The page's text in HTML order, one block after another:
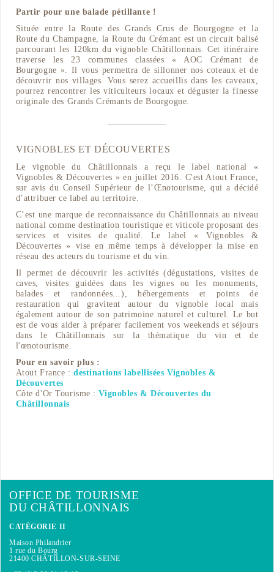
Partir pour une balade pétillante !
Située entre la Route des Grands Crus de Bourgogne et la
Route du Champagne, la Route du Crémant est un circuit balisé
parcourant les 120km du vignoble Châtillonnais. Cet itinéraire
traverse les 23 communes classées « AOC Crémant de
Bourgogne ». Il vous permettra de sillonner nos coteaux et de
découvrir nos villages. Vous serez accueillis dans les caveaux,
pourrez rencontrer les viticulteurs locaux et déguster la finesse
originale des Grands Crémants de Bourgogne.
VIGNOBLES ET DÉCOUVERTES
Le vignoble du Châtillonnais a reçu le label national «
Vignobles & Découvertes » en juillet 2016. C'est Atout France,
sur avis du Conseil Supérieur de l’Œnotourisme, qui a décidé
d’attribuer ce label au territoire.
C’est une marque de reconnaissance du Châtillonnais au niveau
national comme destination touristique et viticole proposant des
services et visites de qualité. Le label « Vignobles &
Découvertes » vise en même temps à développer la mise en
réseau des acteurs du tourisme et du vin.
Il permet de découvrir les activités (dégustations, visites de
caves, visites guidées dans les vignes ou les monuments,
balades et randonnées...), hébergements et points de
restauration qui gravitent autour du vignoble local mais
également autour de son patrimoine naturel et culturel. Le but
est de vous aider à préparer facilement vos weekends et séjours
dans le Châtillonnais sur la thématique du vin et de
l'œnotourisme.
Pour en savoir plus :
Atout France : destinations labellisées Vignobles &
Découvertes
Côte d'Or Tourisme :Vignobles & Découvertes du
Châtillonnais
OFFICE DE TOURISME
DU CHÂTILLONNAIS
CATÉGORIE II
Maison Philandrier
1 rue du Bourg
21400 CHÂTILLON-SUR-SEINE